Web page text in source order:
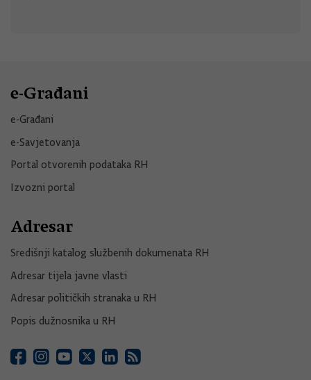
e-Građani
e-Građani
e-Savjetovanja
Portal otvorenih podataka RH
Izvozni portal
Adresar
Središnji katalog službenih dokumenata RH
Adresar tijela javne vlasti
Adresar političkih stranaka u RH
Popis dužnosnika u RH